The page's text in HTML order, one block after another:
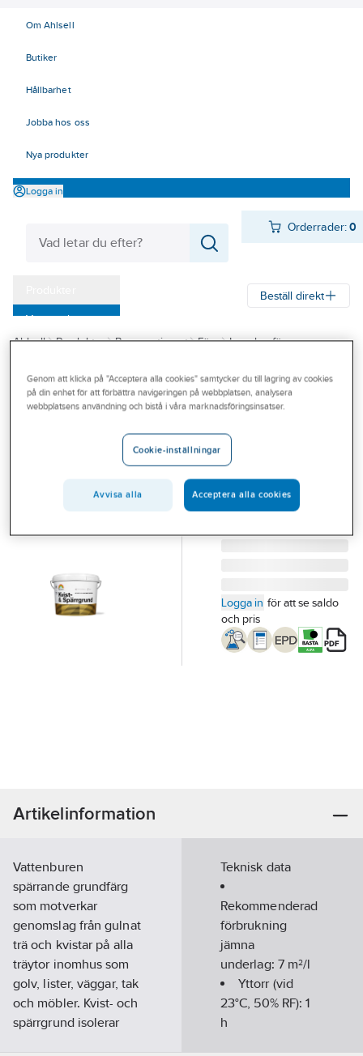
Om Ahlsell
Butiker
Hållbarhet
Jobba hos oss
Nya produkter
Logga in
Orderrader:0
Varumärken
Outlet
Branscher
Beställ direkt
Ahlsell Produkter Byggsortiment Färg Inomhusfärg
BECKERS
Kvist-och
KVIST- OCH
SPÄRRGRUND 3L
Artikelnummer:
Lev. artikelnr: 710017530
Logga in för att se saldo
och pris
Artikelinformation
Vattenburen
spärrande grundfärg
som motverkar
genomslag från gulnat
trä och kvistar på alla
träytor inomhus som
golv, lister, väggar, tak
och möbler. Kvist- och
spärrgrund isolerar
Teknisk data
Rekommenderad
förbrukning
jämna
underlag: 7m²/l
Yttorr (vid
23°C, 50% RF):1
h
Genom att klicka på "Acceptera alla cookies" samtycker du till lagring av cookies
på din enhet för att förbättra navigeringen på webbplatsen, analysera
webbplatsens användning och bistå i våra marknadsföringsinsatser.
Cookie-inställningar
Avvisa alla Acceptera alla cookies